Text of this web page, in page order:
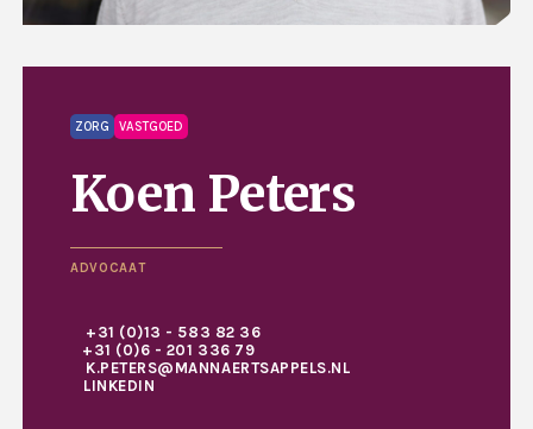
ZORG VASTGOED
Koen Peters
ADVOCAAT
+31 (0)13 - 583 82 36
+31 (0)6 - 201 336 79
K.PETERS@MANNAERTSAPPELS.NL
LINKEDIN